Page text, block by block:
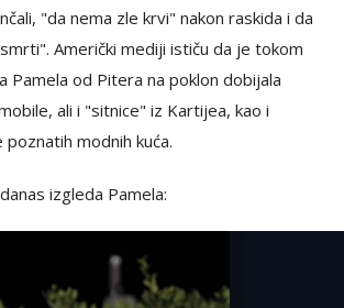
"da nema zle krvi" nakon raskida i da
Američki mediji ističu da je tokom
Pamela od Pitera na poklon dobijala
ali i "sitnice" iz Kartijea, kao i
modnih kuća.
izgleda Pamela: